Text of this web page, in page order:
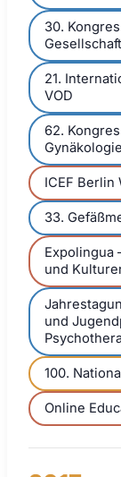
30.
Gesellschaft
21.
VOD
62.
ICEF Berlin
33.
Expolingua
und
und
100.
Online